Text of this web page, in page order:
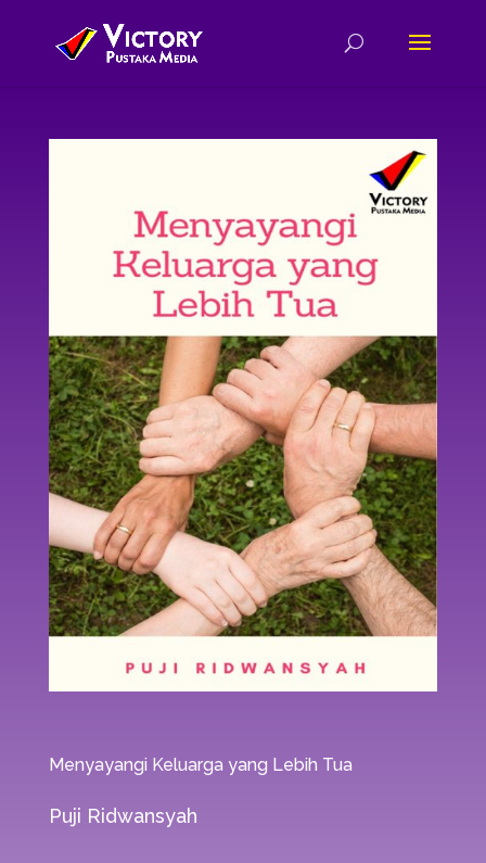
Menyayangi Keluarga yang Lebih Tua
Puji Ridwansyah